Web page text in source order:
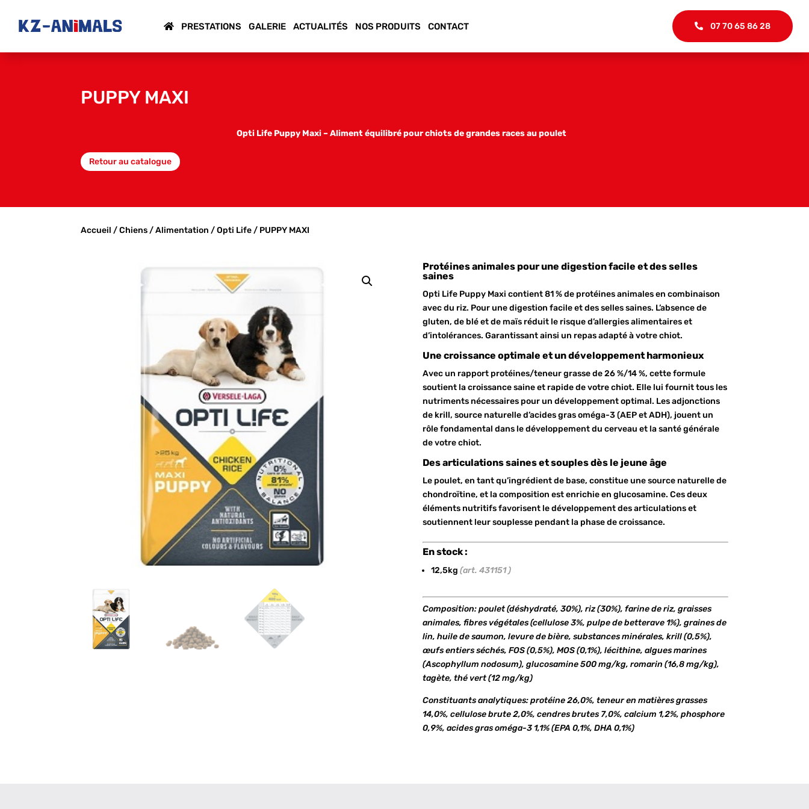
PRESTATIONS GALERIE ACTUALITÉS NOS PRODUITS CONTACT 07 70 65 86 28
PUPPY MAXI
Opti Life Puppy Maxi – Aliment équilibré pour chiots de grandes races au poulet
Retour au catalogue
Accueil /Chiens/Alimentation /Opti Life/ PUPPY MAXI
Protéines animales pour une digestion facile et des selles
saines
Opti Life Puppy Maxi contient 81 % de protéines animales en combinaison
avec du riz. Pour une digestion facile et des selles saines. L’absence de
gluten, de blé et de maïs réduit le risque d’allergies alimentaires et
d’intolérances. Garantissant ainsi un repas adapté à votre chiot.
Une croissance optimale et un développement harmonieux
Avec un rapport protéines/teneur grasse de 26 %/14 %, cette formule
soutient la croissance saine et rapide de votre chiot. Elle lui fournit tous les
nutriments nécessaires pour un développement optimal. Les adjonctions
de krill, source naturelle d’acides gras oméga-3 (AEP et ADH), jouent un
rôle fondamental dans le développement du cerveau et la santé générale
de votre chiot.
Des articulations saines et souples dès le jeune âge
Le poulet, en tant qu’ingrédient de base, constitue une source naturelle de
chondroïtine, et la composition est enrichie en glucosamine. Ces deux
éléments nutritifs favorisent le développement des articulations et
soutiennent leur souplesse pendant la phase de croissance.
En stock :
12,5kg (art. 431151 )
Composition: poulet (déshydraté, 30%), riz (30%), farine de riz, graisses
animales, fibres végétales (cellulose 3%, pulpe de betterave 1%), graines de
lin, huile de saumon, levure de bière, substances minérales, krill (0,5%),
œufs entiers séchés, FOS (0,5%), MOS (0,1%), lécithine, algues marines
(Ascophyllum nodosum), glucosamine 500 mg/kg, romarin (16,8 mg/kg),
tagète, thé vert (12 mg/kg)
Constituants analytiques: protéine 26,0%, teneur en matières grasses
14,0%, cellulose brute 2,0%, cendres brutes 7,0%, calcium 1,2%, phosphore
0,9%, acides gras oméga-3 1,1% (EPA 0,1%, DHA 0,1%)